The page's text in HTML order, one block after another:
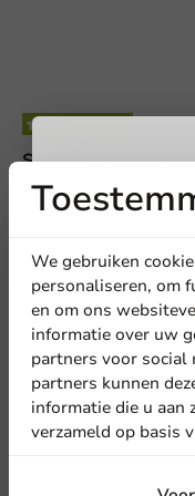
Schrijf de eerste
Dubbelwandige beker
Andere
We gebruiken
personaliseren, om
en om ons
informatie over uw
partners voor social
partners kunnen
informatie die u aan
verzameld op basis
Meld